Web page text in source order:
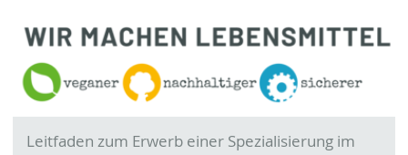
Leitfaden zum Erwerb einer Spezialisierung im